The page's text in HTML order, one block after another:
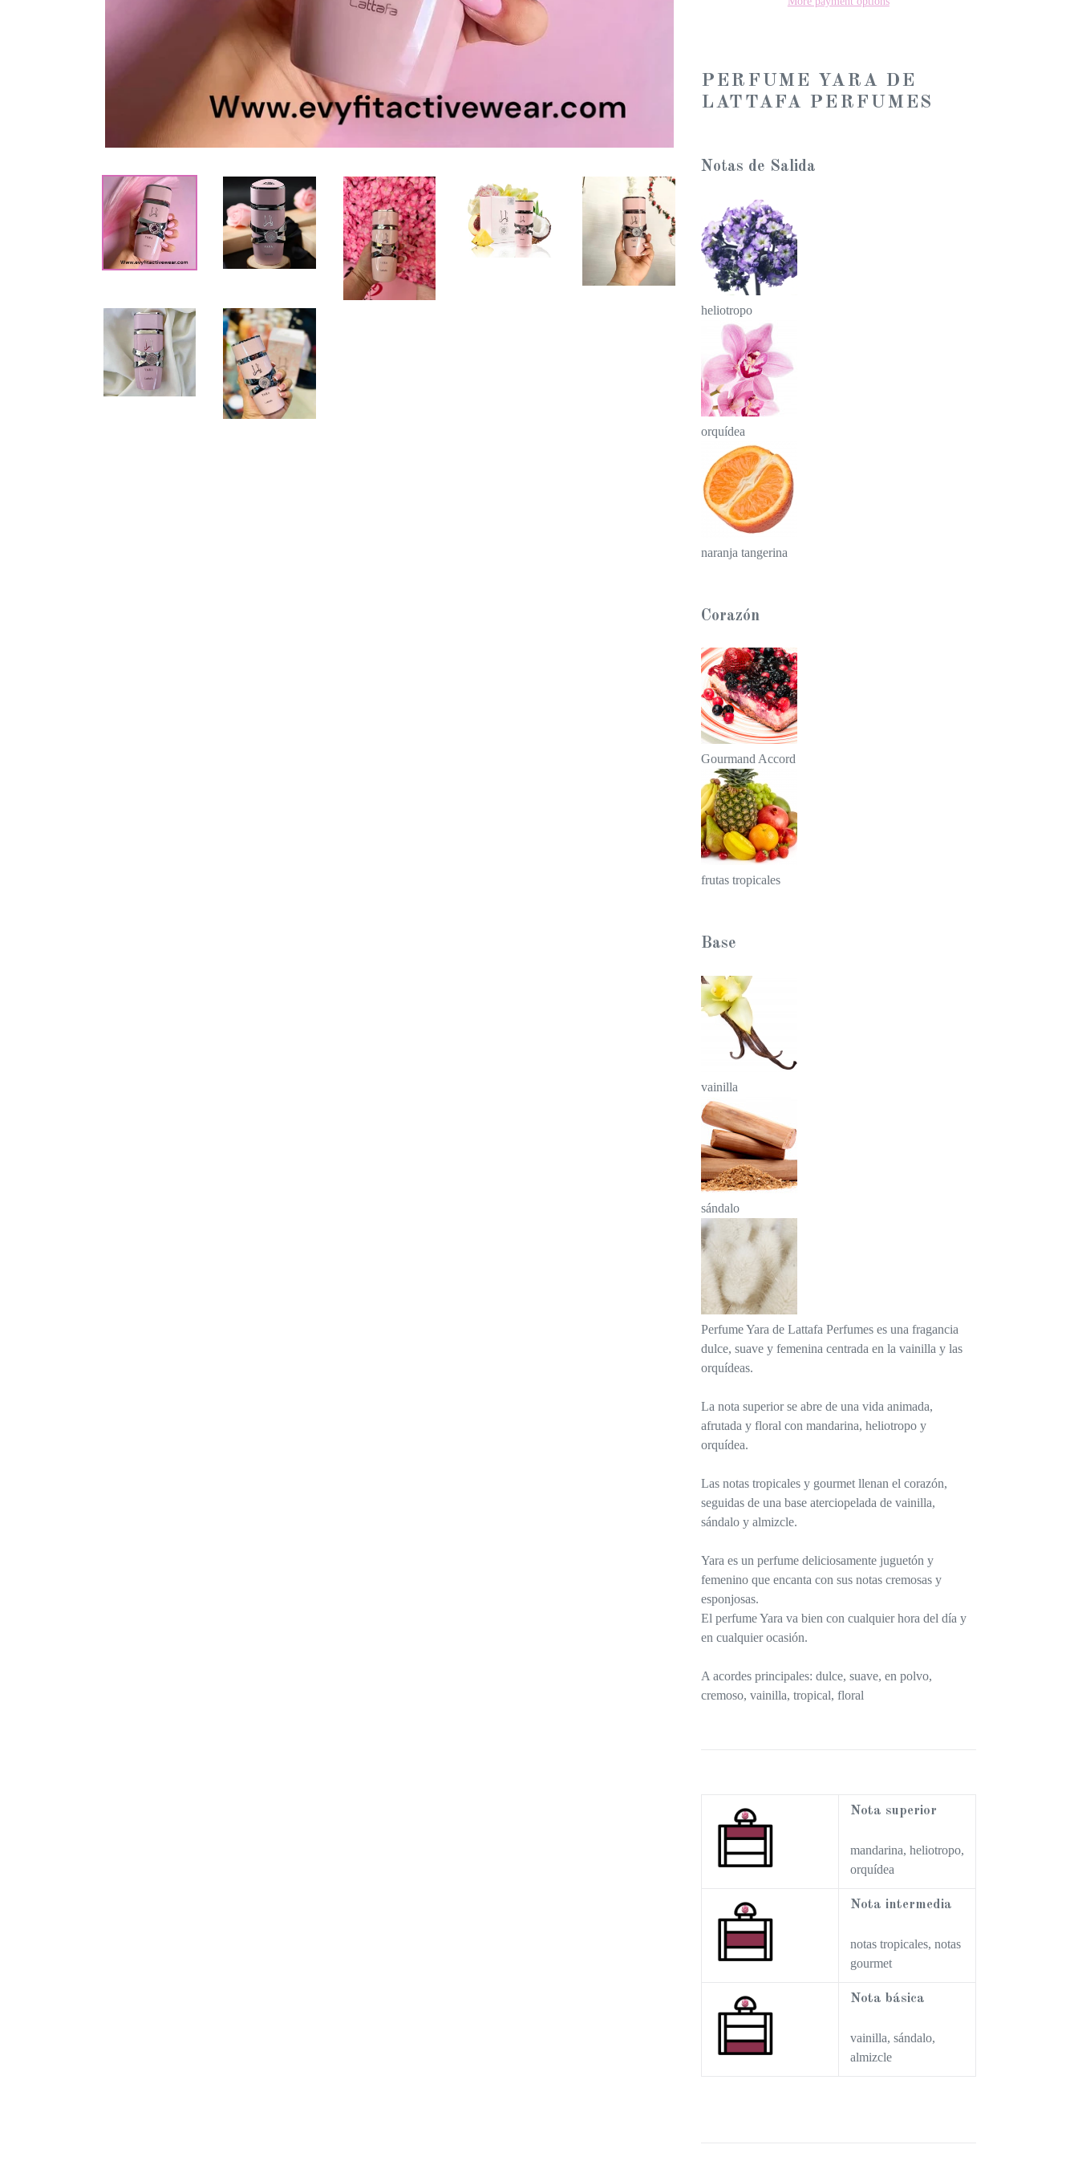
PERFUME YARA DE
LATTAFA PERFUMES
Notas de Salida
heliotropo
orquídea
naranja tangerina
Corazón
Gourmand Accord
frutas tropicales
Base
vainilla
sándalo
Perfume Yara de Lattafa Perfumes es una fragancia
dulce, suave y femenina centrada en la vainilla y las
orquídeas.
La nota superior se abre de una vida animada,
afrutada y floral con mandarina, heliotropo y
orquídea.
Las notas tropicales y gourmet llenan el corazón,
seguidas de una base aterciopelada de vainilla,
sándalo y almizcle.
Yara es un perfume deliciosamente juguetón y
femenino que encanta con sus notas cremosas y
esponjosas.
El perfume Yara va bien con cualquier hora del día y
en cualquier ocasión.
A acordes principales: dulce, suave, en polvo,
cremoso, vainilla, tropical, floral
Nota superior
mandarina, heliotropo,
orquídea
Nota intermedia
notas tropicales, notas
gourmet
Nota básica
vainilla, sándalo,
almizcle